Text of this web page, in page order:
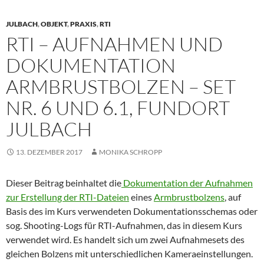
JULBACH,OBJEKT,PRAXIS,RTI
RTI – AUFNAHMEN UND
DOKUMENTATION
ARMBRUSTBOLZEN – SET
NR. 6 UND 6.1, FUNDORT
JULBACH
13. DEZEMBER 2017 MONIKA SCHROPP
Dieser Beitrag beinhaltet die Dokumentation der Aufnahmen
zur Erstellung der RTI-Dateien eines Armbrustbolzens , auf
Basis des im Kurs verwendeten Dokumentationsschemas oder
sog. Shooting-Logs für RTI-Aufnahmen, das in diesem Kurs
verwendet wird. Es handelt sich um zwei Aufnahmesets des
gleichen Bolzens mit unterschiedlichen Kameraeinstellungen.